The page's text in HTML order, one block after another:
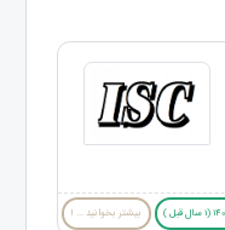
بیشتر بخوانید ... !